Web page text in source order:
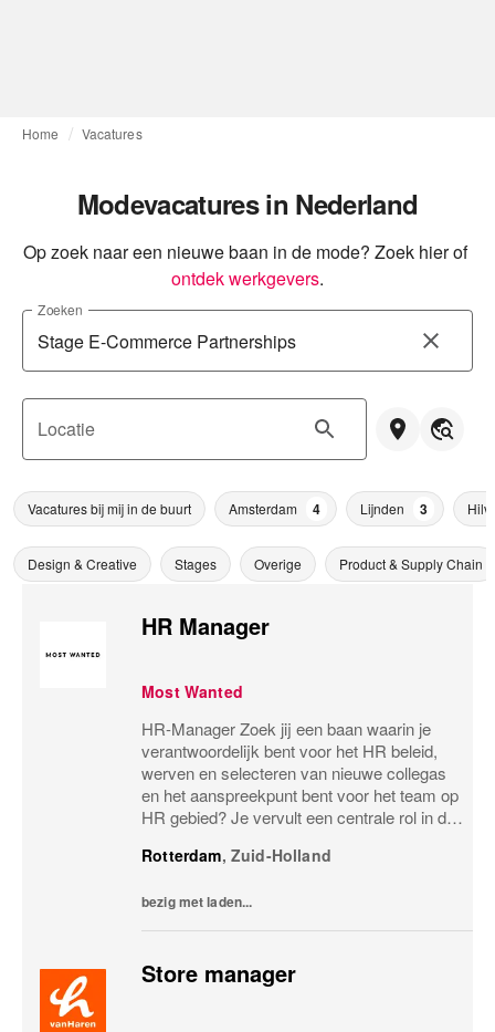
Home Vacatures
Modevacatures in Nederland
Op zoek naar een nieuwe baan in de mode? Zoek hier of
ontdek werkgevers.
Zoeken
Locatie
Vacatures bij mij in de buurt Amsterdam 4 Lijnden 3
Design & Creative Stages Overige Product & Supply Chain
HR Manager
Most Wanted
HR-Manager Zoek jij een baan waarin je
verantwoordelijk bent voor het HR beleid,
werven en selecteren van nieuwe collegas
en het aanspreekpunt bent voor het team op
HR gebied? Je vervult een centrale rol in de
verantwoordelijk voor het waarborgen van
Rotterdam, Zuid-Holland
bezig met laden...
Store manager